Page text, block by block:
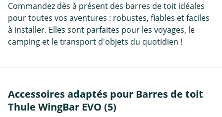
Commandez dès à présent des barres de toit idéales
pour toutes vos aventures : robustes, fiables et faciles
à installer. Elles sont parfaites pour les voyages, le
camping et le transport d'objets du quotidien !
Accessoires adaptés pour Barres de toit
Thule WingBar EVO (5)